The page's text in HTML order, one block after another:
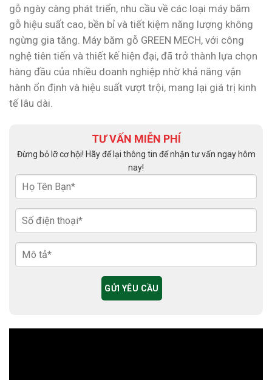
gỗ ngày càng phát triển, nhu cầu về các loại máy băm
gỗ hiệu suất cao, bền bỉ và tiết kiệm năng lượng không
ngừng gia tăng. Máy băm gỗ GREEN MECH, với công
nghệ tiên tiến và thiết kế hiện đại, đã trở thành lựa chọn
hàng đầu của nhiều doanh nghiệp nhờ khả năng vận
hành ổn định và hiệu suất vượt trội, mang lại giá trị kinh
tế lâu dài.
TƯ VẤN MIỄN PHÍ
Đừng bỏ lỡ cơ hội! Hãy để lại thông tin để nhận tư vấn ngay hôm
nay!